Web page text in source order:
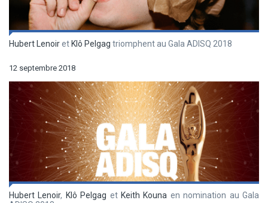
Hubert Lenoiret Klô Pelgag triomphent au Gala ADISQ 2018
12 septembre 2018
Hubert Lenoir, Klô Pelgag et Keith Kouna en nomination au Gala